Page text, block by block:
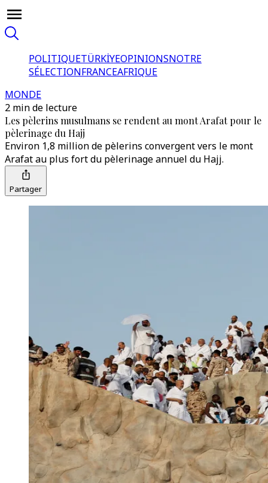
POLITIQUETÜRKİYEOPINIONSNOTRE
SÉLECTIONFRANCEAFRIQUE
MONDE
2 min de lecture
Les pèlerins musulmans se rendent au mont Arafat pour le
pèlerinage du Hajj
Environ 1,8 million de pèlerins convergent vers le mont
Arafat au plus fort du pèlerinage annuel du Hajj.
Partager